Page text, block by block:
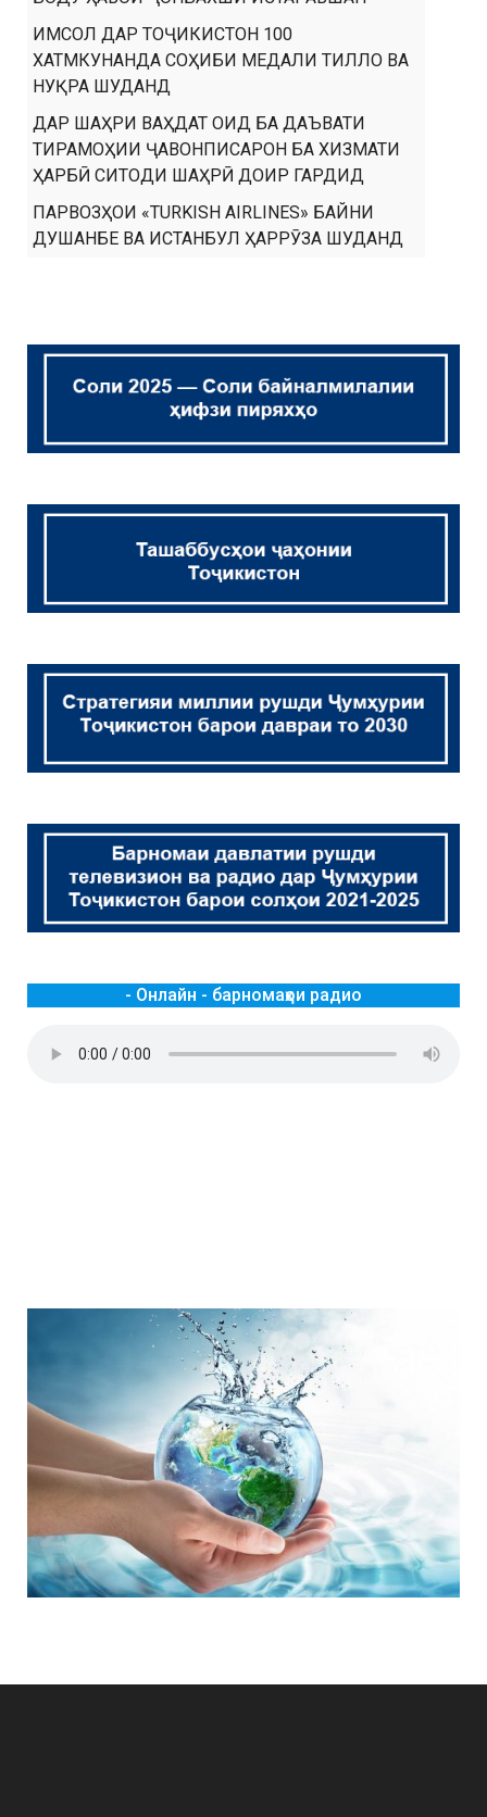
ИМСОЛ ДАР ТОҶИКИСТОН 100
ХАТМКУНАНДА СОҲИБИ МЕДАЛИ ТИЛЛО ВА
НУҚРА ШУДАНД
ДАР ШАҲРИ ВАҲДАТ ОИД БА ДАЪВАТИ
ТИРАМОҲИИ ҶАВОНПИСАРОН БА ХИЗМАТИ
ҲАРБӢ СИТОДИ ШАҲРӢ ДОИР ГАРДИД
ПАРВОЗҲОИ «TURKISH AIRLINES» БАЙНИ
ДУШАНБЕ ВА ИСТАНБУЛ ҲАРРӮЗА ШУДАНД
- Онлайн - барномаҳои радио